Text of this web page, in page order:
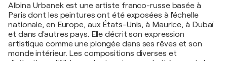
Albina Urbanek est une artiste franco-russe basée à
Paris dont les peintures ont été exposées à l'échelle
nationale, en Europe, aux États-Unis, à Maurice, à Dubaï
et dans d'autres pays. Elle décrit son expression
artistique comme une plongée dans ses rêves et son
monde intérieur. Les compositions diverses et